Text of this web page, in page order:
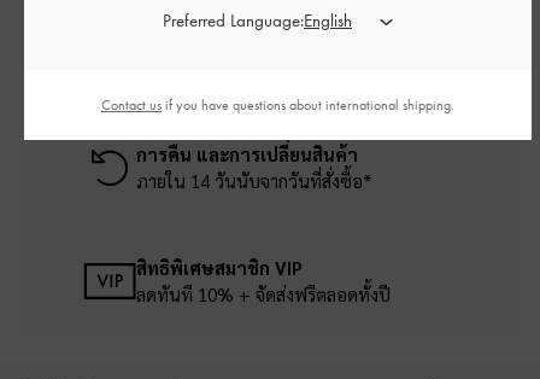
การคืน และการเปลี่ยนสินค้า
ภายใน 14 วันนับจากวันที่สั่งซื้อ*
สิทธิพิเศษสมาชิก VIP
ลดทันที 10% + จัดส่งฟรีตลอดทั้งปี
Preferred Language:
Contact us if you have questions about international shipping.